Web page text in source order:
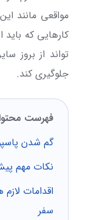
مواقعی مانند
کارهایی که
تواند از بروز
جلوگیری کند.
فهرست
گم شدن
نکات مهم
اقدامات
سفر